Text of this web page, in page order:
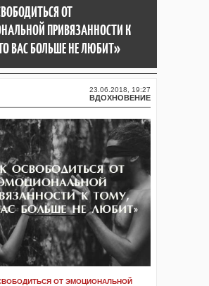
ОТ
ПРИВЯЗАННОСТИ К
ВАС БОЛЬШЕ НЕ ЛЮБИТ»
23.06.2018, 19:27
ВДОХНОВЕНИЕ
ОТ ЭМОЦИОНАЛЬНОЙ